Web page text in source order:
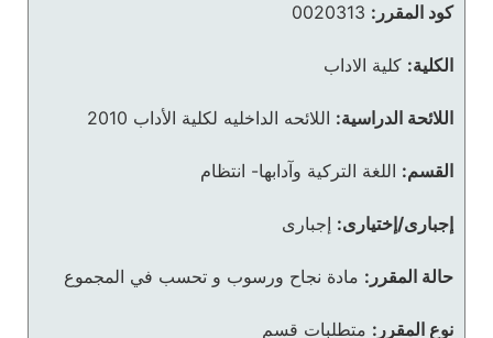
كود المقرر: 0020313
الكلية: كلية الاداب
اللائحة الدراسية: اللائحه الداخليه لكلية الأداب 2010
القسم: اللغة التركية وآدابها- انتظام
إجبارى/إختيارى: إجبارى
حالة المقرر: مادة نجاح ورسوب و تحسب في المجموع
نوع المقرر: متطلبات قسم